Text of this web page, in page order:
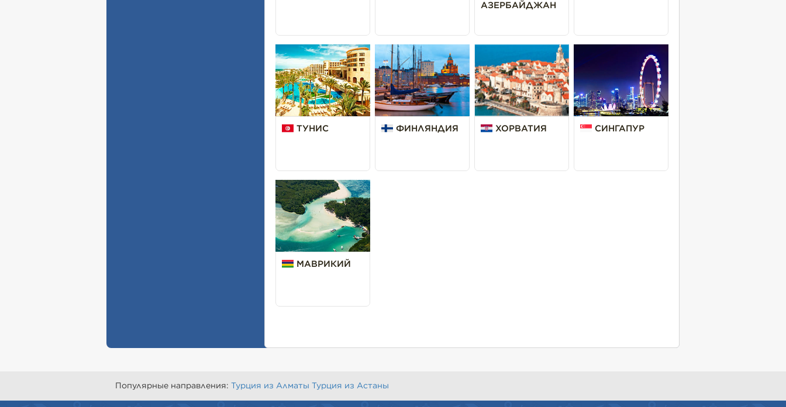
АЗЕРБАЙДЖАН
ТУНИС ФИНЛЯНДИЯ ХОРВАТИЯ СИНГАПУР
МАВРИКИЙ
Популярные направления: Турция из Алматы Турция из Астаны